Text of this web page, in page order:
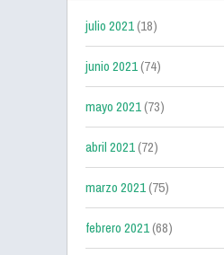
julio 2021(18)
junio 2021(74)
mayo 2021(73)
abril 2021(72)
marzo 2021(75)
febrero 2021(68)